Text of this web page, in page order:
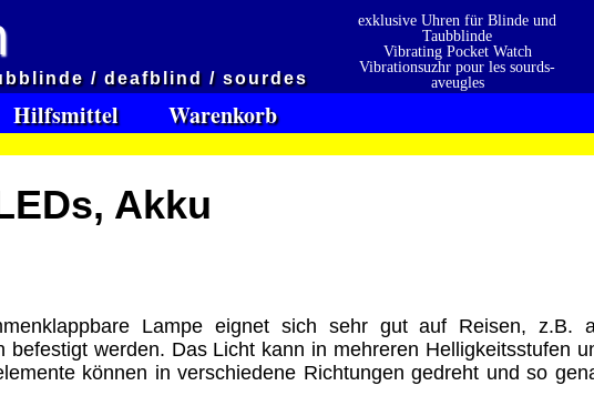
/ deafblind / sourdes
exklusive Uhren für Blinde und
Taubblinde
Vibrating Pocket Watch
Vibrationsuzhr pour les sourds-
aveugles
Vibrationsuzhr para sordo-ciego
Hilfsmittel Warenkorb
Akku
Lampe eignet sich sehr gut auf Reisen, z.B.
werden. Das Licht kann in mehreren Helligkeitsstufen
können in verschiedene Richtungen gedreht und so
z.B. einen
Sie erhalten also
Präqualifizierungszertifikat»
2026